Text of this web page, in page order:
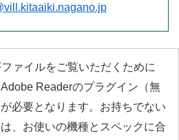
ァイルをご覧いただくために
Readerのプラグイン（無
必要となります。お持ちでない
、お使いの機種とスペックに合